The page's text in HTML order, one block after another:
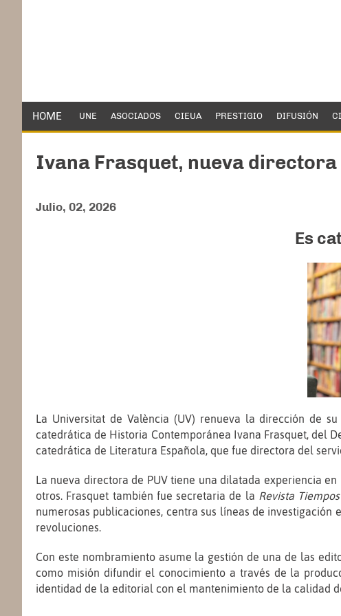
HOME UNE ASOCIADOS CIEUA PRESTIGIO DIFUSIÓN
Ivana Frasquet, nueva
Julio, 02, 2026
Es
La Universitat de València (UV) renueva la dirección de
catedrática de Historia Contemporánea Ivana Frasquet, del
catedrática de Literatura Española, que fue directora del
La nueva directora de PUV tiene una dilatada experiencia
otros. Frasquet también fue secretaria de la Revista
numerosas publicaciones, centra sus líneas de
revoluciones.
Con este nombramiento asume la gestión de una de las
como misión difundir el conocimiento a través de la
identidad de la editorial con el mantenimiento de la calidad